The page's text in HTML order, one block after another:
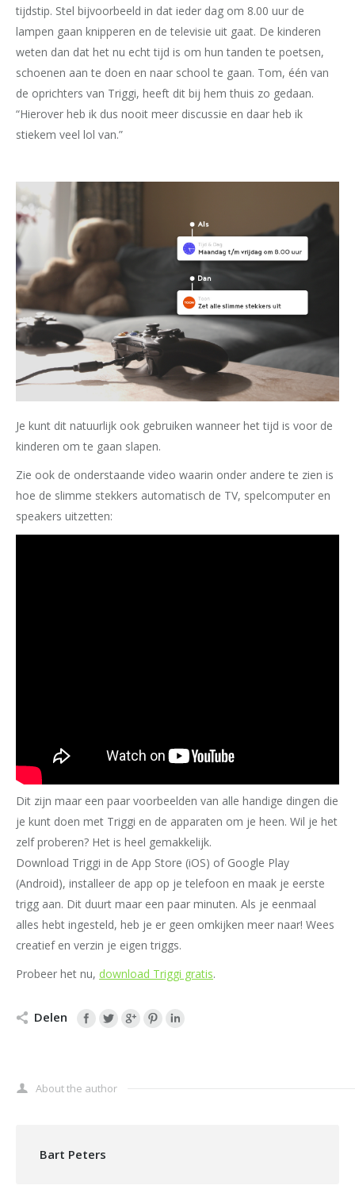
tijdstip. Stel bijvoorbeeld in dat ieder dag om 8.00 uur de
lampen gaan knipperen en de televisie uit gaat. De kinderen
weten dan dat het nu echt tijd is om hun tanden te poetsen,
schoenen aan te doen en naar school te gaan. Tom, één van
de oprichters van Triggi, heeft dit bij hem thuis zo gedaan.
“Hierover heb ik dus nooit meer discussie en daar heb ik
stiekem veel lol van.”
Je kunt dit natuurlijk ook gebruiken wanneer het tijd is voor de
kinderen om te gaan slapen.
Zie ook de onderstaande video waarin onder andere te zien is
hoe de slimme stekkers automatisch de TV, spelcomputer en
speakers uitzetten:
Dit zijn maar een paar voorbeelden van alle handige dingen die
je kunt doen met Triggi en de apparaten om je heen. Wil je het
zelf proberen? Het is heel gemakkelijk.
Download Triggi in de App Store (iOS) of Google Play
(Android), installeer de app op je telefoon en maak je eerste
trigg aan. Dit duurt maar een paar minuten. Als je eenmaal
alles hebt ingesteld, heb je er geen omkijken meer naar! Wees
creatief en verzin je eigen triggs.
Probeer het nu, download Triggi gratis.
Delen
About the author
Bart Peters